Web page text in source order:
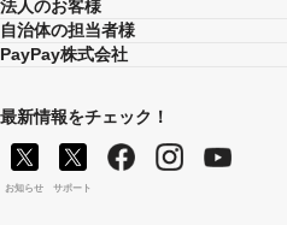
法人のお客様
自治体の担当者様
PayPay株式会社
最新情報をチェック！
お知らせ サポート